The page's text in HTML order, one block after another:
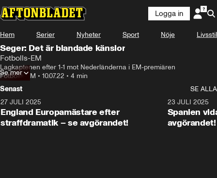
Logga in
Hem Serier Nyheter Sport Nöje Livsstil
Seger: Det är blandade känslor
Fotbolls-EM
Lagkaptenen efter 1-1 mot Nederländerna i EM-premiären
Fotbolls-EM • 10.07.22 • 4 min
Se mer
Senast
SE ALLA
27 JULI 2025
England Europamästare efter
straffdramatik – se avgörandet!
23 JULI 2025
Spanien
avgörandet!